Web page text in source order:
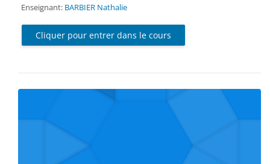
Enseignant: BARBIER Nathalie
Cliquer pour entrer dans le cours